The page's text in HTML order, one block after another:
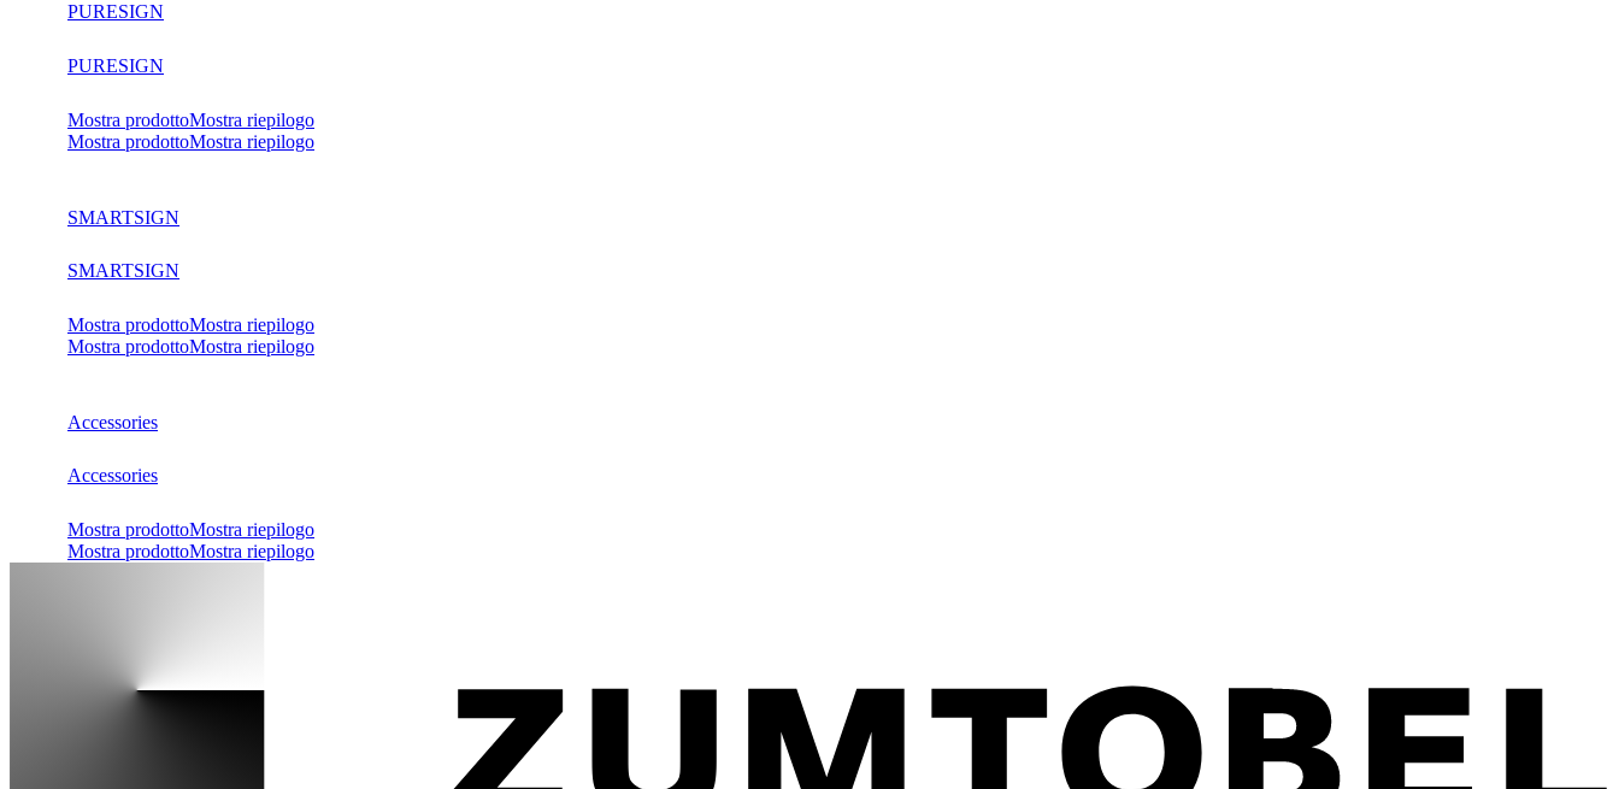
PURESIGN
PURESIGN
Mostra prodottoMostra riepilogo
Mostra prodottoMostra riepilogo
SMARTSIGN
SMARTSIGN
Mostra prodottoMostra riepilogo
Mostra prodottoMostra riepilogo
Accessories
Accessories
Mostra prodottoMostra riepilogo
Mostra prodottoMostra riepilogo